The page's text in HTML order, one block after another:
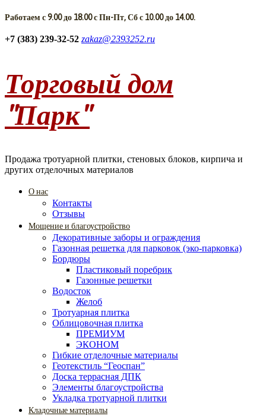
Работаем с 9.00 до 18.00 с Пн-Пт, Сб с 10.00 до 14.00.
+7 (383) 239-32-52 zakaz@2393252.ru
Торговый дом
"Парк"
Продажа тротуарной плитки, стеновых блоков, кирпича и
других отделочных материалов
О нас
Контакты
Отзывы
Мощение и благоустройство
Декоративные заборы и ограждения
Газонная решетка для парковок (эко-парковка)
Бордюры
Пластиковый поребрик
Газонные решетки
Водосток
Желоб
Тротуарная плитка
Облицовочная плитка
ПРЕМИУМ
ЭКОНОМ
Гибкие отделочные материалы
Геотекстиль “Геоспан”
Доска террасная ДПК
Элементы благоустройства
Укладка тротуарной плитки
Кладочные материалы